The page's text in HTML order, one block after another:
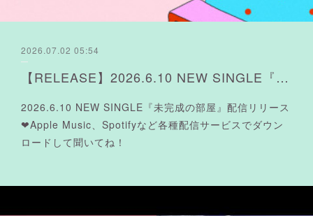
2026.07.02 05:54
【RELEASE】2026.6.10 NEW SINGLE『未完成の部屋』配信リリース❤︎
2026.6.10 NEW SINGLE『未完成の部屋』配信リリース
❤︎Apple Music、Spotifyなど各種配信サービスでダウン
ロードして聞いてね！